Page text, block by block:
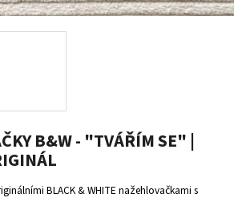
B&W - "TVÁŘÍM SE" |
BLACK & WHITE nažehlovačkami s